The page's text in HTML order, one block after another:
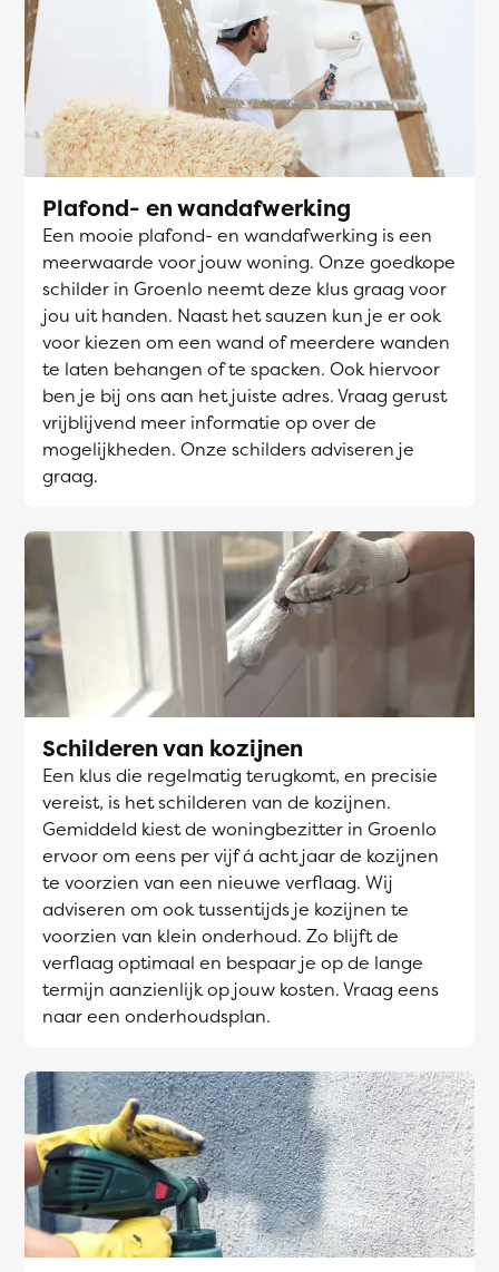
Plafond- en wandafwerking
Een mooie plafond- en wandafwerking is een
meerwaarde voor jouw woning. Onze goedkope
schilder in Groenlo neemt deze klus graag voor
jou uit handen. Naast het sauzen kun je er ook
voor kiezen om een wand of meerdere wanden
te laten behangen of te spacken. Ook hiervoor
ben je bij ons aan het juiste adres. Vraag gerust
vrijblijvend meer informatie op over de
mogelijkheden. Onze schilders adviseren je
graag.
Schilderen van kozijnen
Een klus die regelmatig terugkomt, en precisie
vereist, is het schilderen van de kozijnen.
Gemiddeld kiest de woningbezitter in Groenlo
ervoor om eens per vijf á acht jaar de kozijnen
te voorzien van een nieuwe verflaag. Wij
adviseren om ook tussentijds je kozijnen te
voorzien van klein onderhoud. Zo blijft de
verflaag optimaal en bespaar je op de lange
termijn aanzienlijk op jouw kosten. Vraag eens
naar een onderhoudsplan.